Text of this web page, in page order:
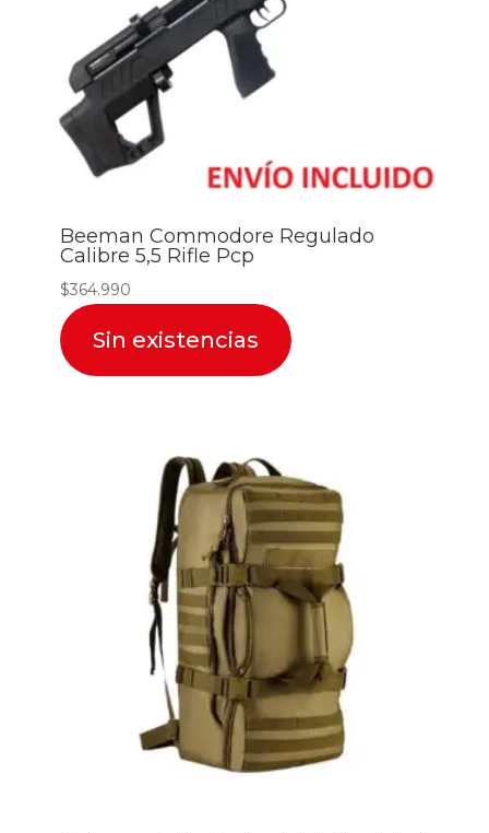
Beeman Commodore Regulado
Calibre 5,5 Rifle Pcp
$364.990
Sin existencias